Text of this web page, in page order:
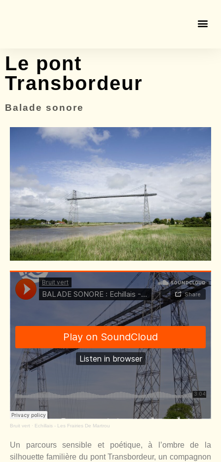
Le pont
Transbordeur
Balade sonore
Bruit vert · Echillais - Les Frairies De Martrou
Un parcours sensible et poétique, à l’ombre de la
silhouette familière du pont Transbordeur, un compagnon